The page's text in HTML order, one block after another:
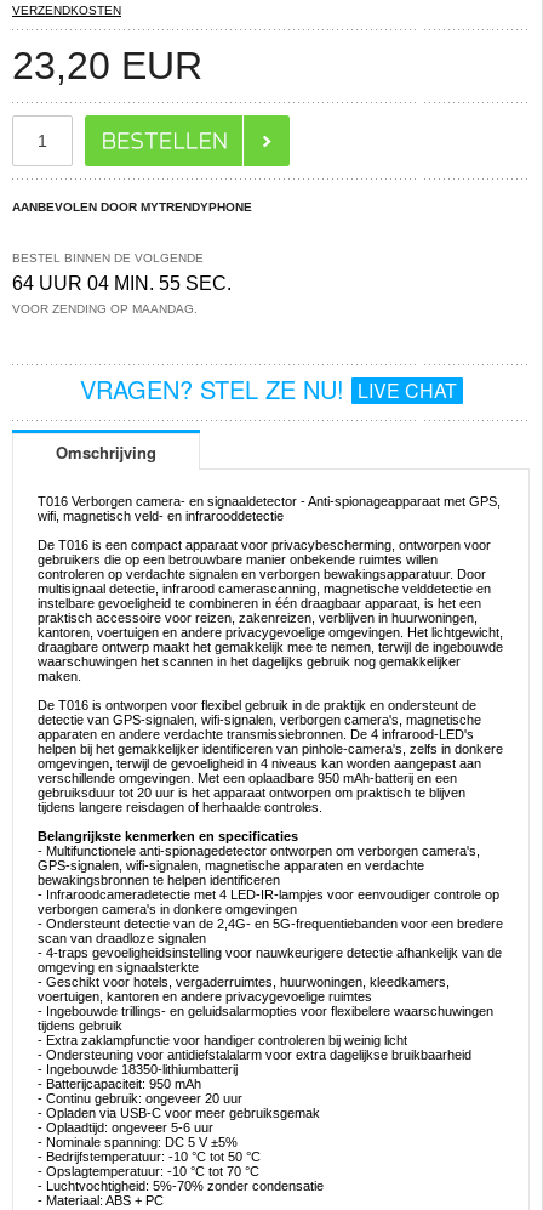
VERZENDKOSTEN
23,20 EUR
AANBEVOLEN DOOR MYTRENDYPHONE
BESTEL BINNEN DE VOLGENDE
64 UUR 04 MIN. 55 SEC.
VOOR ZENDING OP MAANDAG.
VRAGEN? STEL ZE NU! LIVE CHAT
Omschrijving
T016 Verborgen camera- en signaaldetector - Anti-spionageapparaat met GPS,
wifi, magnetisch veld- en infrarooddetectie
De T016 is een compact apparaat voor privacybescherming, ontworpen voor
gebruikers die op een betrouwbare manier onbekende ruimtes willen
controleren op verdachte signalen en verborgen bewakingsapparatuur. Door
multisignaal detectie, infrarood camerascanning, magnetische velddetectie en
instelbare gevoeligheid te combineren in één draagbaar apparaat, is het een
praktisch accessoire voor reizen, zakenreizen, verblijven in huurwoningen,
kantoren, voertuigen en andere privacygevoelige omgevingen. Het lichtgewicht,
draagbare ontwerp maakt het gemakkelijk mee te nemen, terwijl de ingebouwde
waarschuwingen het scannen in het dagelijks gebruik nog gemakkelijker
maken.
De T016 is ontworpen voor flexibel gebruik in de praktijk en ondersteunt de
detectie van GPS-signalen, wifi-signalen, verborgen camera's, magnetische
apparaten en andere verdachte transmissiebronnen. De 4 infrarood-LED's
helpen bij het gemakkelijker identificeren van pinhole-camera's, zelfs in donkere
omgevingen, terwijl de gevoeligheid in 4 niveaus kan worden aangepast aan
verschillende omgevingen. Met een oplaadbare 950 mAh-batterij en een
gebruiksduur tot 20 uur is het apparaat ontworpen om praktisch te blijven
tijdens langere reisdagen of herhaalde controles.
Belangrijkste kenmerken en specificaties
- Multifunctionele anti-spionagedetector ontworpen om verborgen camera's,
GPS-signalen, wifi-signalen, magnetische apparaten en verdachte
bewakingsbronnen te helpen identificeren
- Infraroodcameradetectie met 4 LED-IR-lampjes voor eenvoudiger controle op
verborgen camera's in donkere omgevingen
- Ondersteunt detectie van de 2,4G- en 5G-frequentiebanden voor een bredere
scan van draadloze signalen
- 4-traps gevoeligheidsinstelling voor nauwkeurigere detectie afhankelijk van de
omgeving en signaalsterkte
- Geschikt voor hotels, vergaderruimtes, huurwoningen, kleedkamers,
voertuigen, kantoren en andere privacygevoelige ruimtes
- Ingebouwde trillings- en geluidsalarmopties voor flexibelere waarschuwingen
tijdens gebruik
- Extra zaklampfunctie voor handiger controleren bij weinig licht
- Ondersteuning voor antidiefstalalarm voor extra dagelijkse bruikbaarheid
- Ingebouwde 18350-lithiumbatterij
- Batterijcapaciteit: 950 mAh
- Continu gebruik: ongeveer 20 uur
- Opladen via USB-C voor meer gebruiksgemak
- Oplaadtijd: ongeveer 5-6 uur
- Nominale spanning: DC 5 V ±5%
- Bedrijfstemperatuur: -10 °C tot 50 °C
- Opslagtemperatuur: -10 °C tot 70 °C
- Luchtvochtigheid: 5%-70% zonder condensatie
- Materiaal: ABS + PC